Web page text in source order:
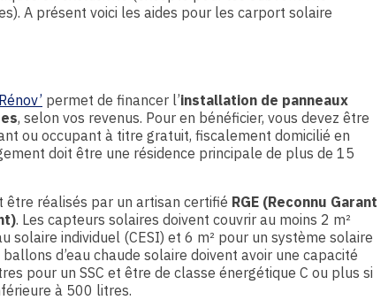
A présent voici les aides pour les carport solaire
permet de financer l’installation de panneaux
, selon vos revenus. Pour en bénéficier, vous devez être
ou occupant à titre gratuit, fiscalement domicilié en
doit être une résidence principale de plus de 15
être réalisés par un artisan certifié RGE (Reconnu Garant
. Les capteurs solaires doivent couvrir au moins 2 m²
solaire individuel (CESI) et 6 m² pour un système solaire
ballons d’eau chaude solaire doivent avoir une capacité
pour un SSC et être de classe énergétique C ou plus si
à 500 litres.